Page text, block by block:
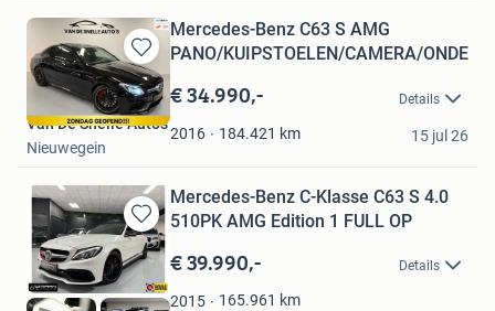
Bewaren
in
Mijn
Favorieten
Mercedes-Benz C63 S AMG
PANO/KUIPSTOELEN/CAMERA/
€ 34.990,- Details
2016 184.421 km
Van De Snelle Auto’s
Nieuwegein
15 jul 26
Bewaren
in
Mijn
Favorieten
Mercedes-Benz C-Klasse C63 S 4.0
510PK AMG Edition 1 FULL OP
€ 39.990,- Details
2015 165.961 km